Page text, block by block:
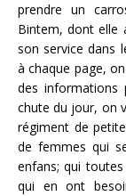
prendre un
Bintem, dont elle
son service dans
à chaque page,
des informations
chute du jour, on
régiment de
de femmes qui
enfans; qui
qui en ont